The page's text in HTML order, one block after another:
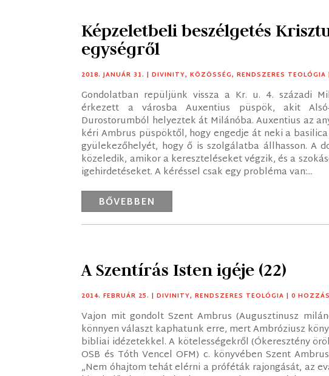
Képzeletbeli beszélgetés
egységről
2018. JANUÁR 31. |DIVINITY,KÖZÖSSÉG,RENDSZERES TEOLÓGIA
Gondolatban repüljünk vissza a Kr. u. 4. századi
érkezett a városba Auxentius püspök, akit
Durostorumból helyeztek át Milánóba. Auxentius az
kéri Ambrus püspöktől, hogy engedje át neki a
gyülekezőhelyét, hogy ő is szolgálatba állhasson. A
közeledik, amikor a kereszteléseket végzik, és a
igehirdetéseket. A kéréssel csak egy probléma van:...
BŐVEBBEN
A Szentírás Isten igéje (22)
2014. FEBRUÁR 25. |DIVINITY,RENDSZERES TEOLÓGIA | 0
Vajon mit gondolt Szent Ambrus (Augusztinusz
könnyen választ kaphatunk erre, mert Ambróziusz
bibliai idézetekkel. A kötelességekről (Ókeresztény
OSB és Tóth Vencel OFM) c. könyvében Szent
„Nem óhajtom tehát elérni a próféták rajongását, az